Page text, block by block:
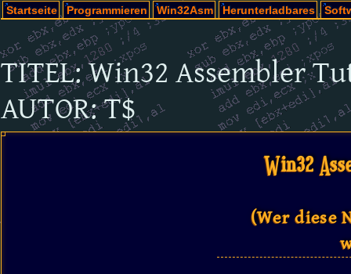
Startseite Programmieren Win32Asm Herunterladbares
TITEL: Win32 Assembler
AUTOR: T$
Win32
(Wer diese